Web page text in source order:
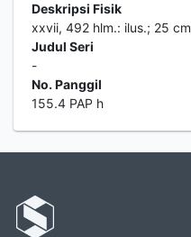
Deskripsi Fisik
xxvii, 492 hlm.: ilus.; 25 cm
Judul Seri
-
No. Panggil
155.4 PAP h